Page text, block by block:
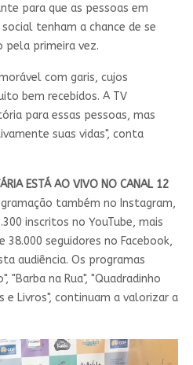
para que as pessoas em
tenham a chance de se
pela primeira vez.
com garis, cujos
bem recebidos. A TV
para essas pessoas, mas
suas vidas", conta
ESTÁ AO VIVO NO CANAL 12
também no Instagram,
inscritos no YouTube, mais
38.000 seguidores no Facebook,
audiência. Os programas
"Barba na Rua", "Quadradinho
e Livros", continuam a valorizar a